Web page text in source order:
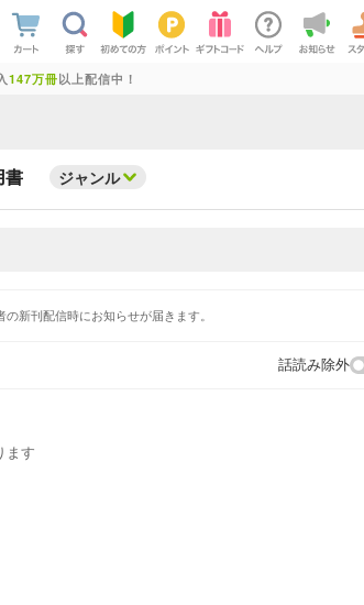
147万冊以上配信中！
書 ジャンル
の新刊配信時にお知らせが届きます。
話読み除外
ます